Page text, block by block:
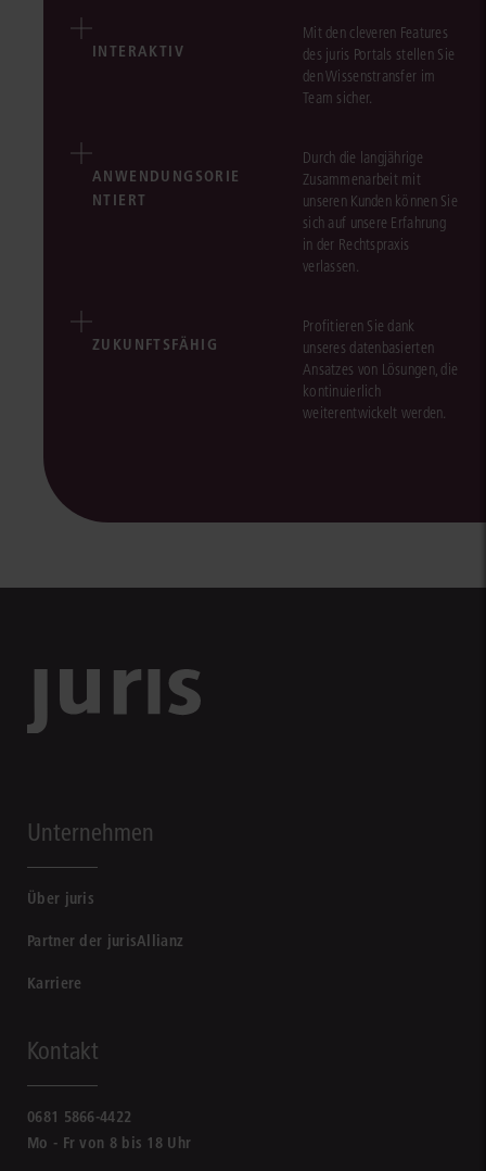
INTERAKTIV
Mit den cleveren Features
des juris Portals stellen Sie
den Wissenstransfer im
Team sicher.
ANWENDUNGSORIE
NTIERT
Durch die langjährige
Zusammenarbeit mit
unseren Kunden können Sie
sich auf unsere Erfahrung
in der Rechtspraxis
verlassen.
ZUKUNFTSFÄHIG
Profitieren Sie dank
unseres datenbasierten
Ansatzes von Lösungen, die
kontinuierlich
weiterentwickelt werden.
Unternehmen
Über juris
Partner der jurisAllianz
Karriere
Kontakt
0681 5866-4422
Mo - Fr von 8 bis 18 Uhr